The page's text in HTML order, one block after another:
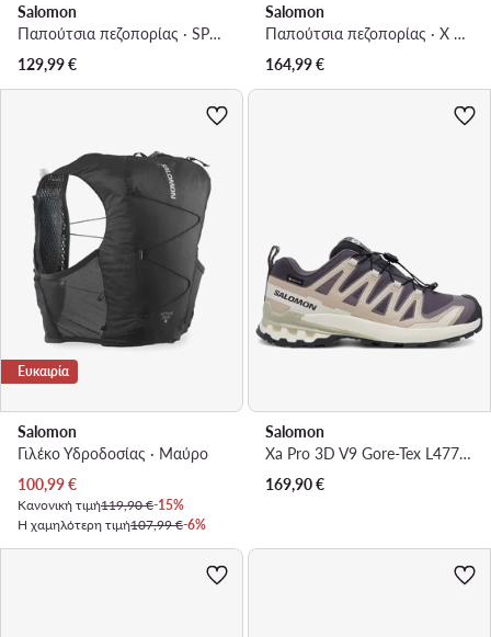
Salomon
Παπούτσια πεζοπορίας · SPEEDCROSS PEAK GORE-TEX L47974500 · Μπλε
129,99€
Salomon
Παπούτσια πεζοπορίας · X Ultra 360 MID GTX L49101500 · Σκούρο γκρι
164,99€
Ευκαιρία
Salomon
Γιλέκο Υδροδοσίας · Μαύρο
Τρέχουσα τιμή
100,99€
Κανονική τιμή119,90 €-15%
Η χαμηλότερη τιμή107,99 €-6%
Salomon
Xa Pro 3D V9 Gore-Tex L47744700 · Παπούτσια πεζοπορίας
169,90€